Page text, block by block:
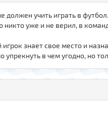
должен учить играть в футбол.
уже и не верил, в
знает свое место и
в чем угодно, но